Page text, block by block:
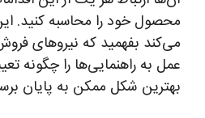
محصول خود را محاسبه کنید.
می‌کند بفهمید که نیروهای
عمل به راهنمایی‌ها را چگونه
بهترین شکل ممکن به پایان